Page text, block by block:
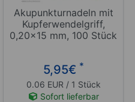
Akupunkturnadeln mit
Kupferwendelgriff,
0,20x15 mm, 100 Stück
5,95€ *
0.06 EUR / 1 Stück
Sofort lieferbar